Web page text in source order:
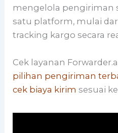
mengelola pengiriman
satu platform, mulai
tracking kargo secara
Cek layanan
pilihan pengiriman
cek biaya kirim sesuai